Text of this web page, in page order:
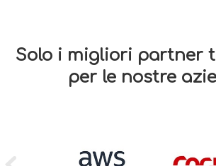
Solo i migliori partner
per le nostre